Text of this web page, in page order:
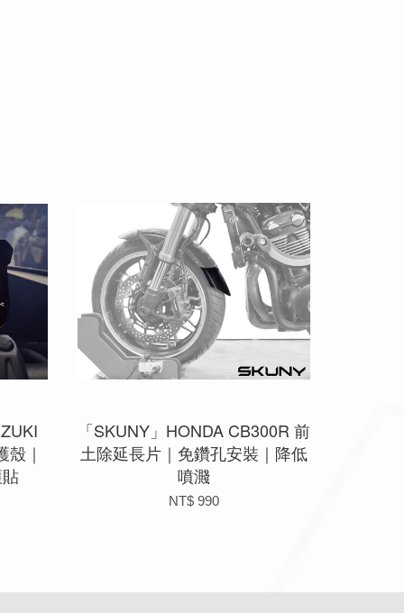
｜
「SKUNY」HONDA CB300R 前
土除延長片｜免鑽孔安裝｜降低
噴濺
NT$ 990